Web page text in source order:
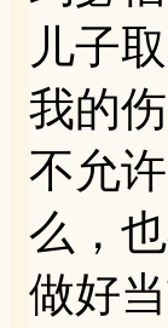
儿子
我的
不允
么，
做好